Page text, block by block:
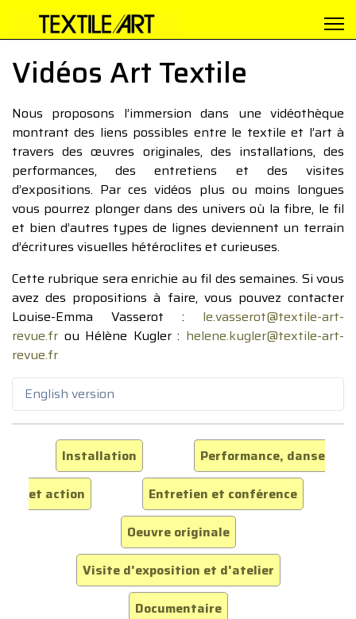
Vidéos Art Textile
Nous proposons l’immersion dans une vidéothèque
montrant des liens possibles entre le textile et l’art à
travers des œuvres originales, des installations, des
performances, des entretiens et des visites
d’expositions. Par ces vidéos plus ou moins longues
vous pourrez plonger dans des univers où la fibre, le fil
et bien d’autres types de lignes deviennent un terrain
d’écritures visuelles hétéroclites et curieuses.
Cette rubrique sera enrichie au fil des semaines. Si vous
avez des propositions à faire, vous pouvez contacter
Louise-Emma Vasserot : le.vasserot@textile-art-
revue.fr ou Hélène Kugler : helene.kugler@textile-art-
revue.fr
English version
Installation
Performance, danse
et action
Entretien et conférence
Oeuvre originale
Visite d'exposition et d'atelier
Documentaire